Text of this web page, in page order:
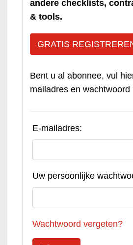
andere checklists,
& tools.
GRATIS
Bent u al abonnee, vul
mailadres en wachtwoord
E-mailadres:
Uw persoonlijke
Wachtwoord vergeten?